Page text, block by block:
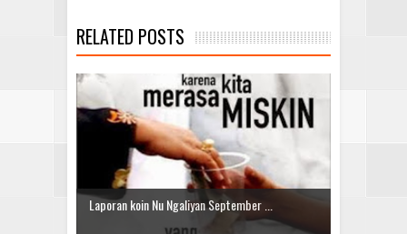
RELATED POSTS
Laporan koin Nu Ngaliyan September ...